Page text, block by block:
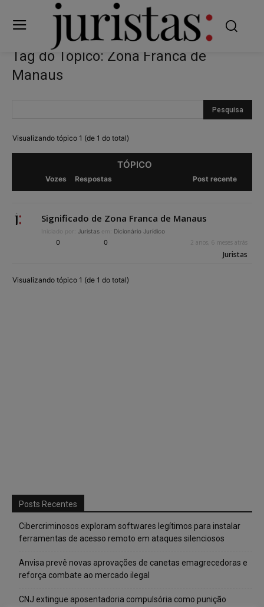
Tag do Tópico: Zona Franca de
Manaus
Visualizando tópico 1 (de 1 do total)
TÓPICO
Vozes Respostas Post recente
Significado de Zona Franca de Manaus
Iniciado por: Juristas em: Dicionário Jurídico
0 0 2 anos, 6 meses atrás
Juristas
Visualizando tópico 1 (de 1 do total)
Posts Recentes
Cibercriminosos exploram softwares legítimos para instalar
ferramentas de acesso remoto em ataques silenciosos
Anvisa prevê novas aprovações de canetas emagrecedoras e
reforça combate ao mercado ilegal
CNJ extingue aposentadoria compulsória como punição